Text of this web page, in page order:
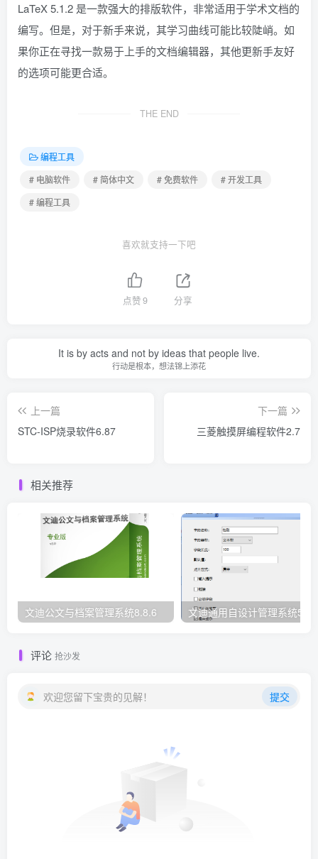
LaTeX 5.1.2 是一款强大的排版软件，非常适用于学术文档的
编写。但是，对于新手来说，其学习曲线可能比较陡峭。如
果你正在寻找一款易于上手的文档编辑器，其他更新手友好
的选项可能更合适。
THE END
编程工具
# 电脑软件
# 简体中文 # 免费软件
# 开发工具
# 编程工具
喜欢就支持一下吧
点赞9 分享
It is by acts and not by ideas that people live.
行动是根本，想法锦上添花
上一篇
STC-ISP烧录软件6.87
下一篇
三菱触摸屏编程软件2.7
相关推荐
文迪公文与档案管理系统8.8.6 文迪通用自设计管理系统
评论 抢沙发
欢迎您留下宝贵的见解！ 提交